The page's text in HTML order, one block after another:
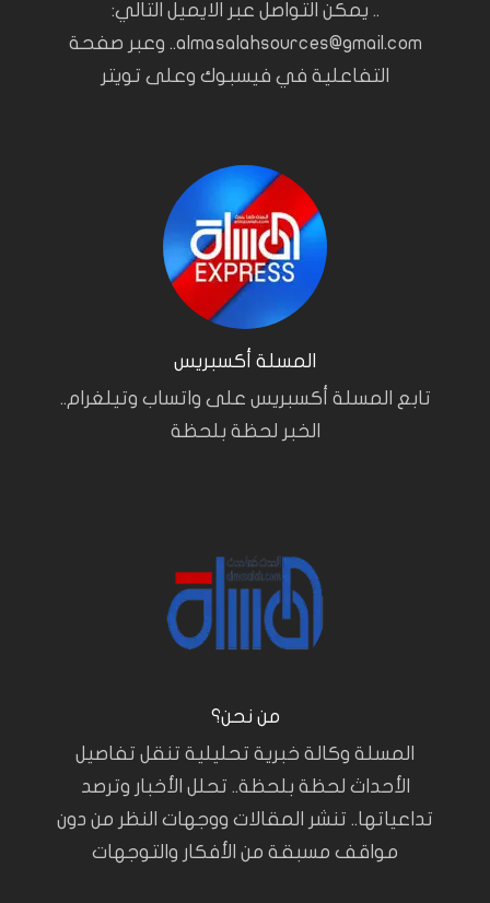
.. يمكن التواصل عبر الايميل التالي:
almasalahsources@gmail.com.. وعبر صفحة
التفاعلية في فيسبوك وعلى تويتر
المسلة أكسبريس
تابع المسلة أكسبريس على واتساب وتيلغرام..
الخبر لحظة بلحظة
من نحن؟
المسلة وكالة خبرية تحليلية تنقل تفاصيل
الأحداث لحظة بلحظة.. تحلل الأخبار وترصد
تداعياتها.. تنشر المقالات ووجهات النظر من دون
مواقف مسبقة من الأفكار والتوجهات